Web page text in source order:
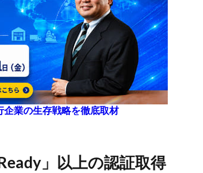
企業の生存戦略を徹底取材